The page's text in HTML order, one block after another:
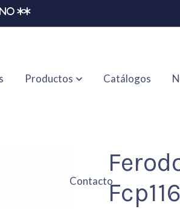
**
Productos Catálogos
Contacto